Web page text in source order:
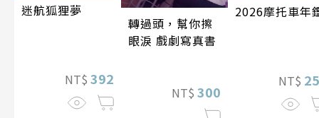
迷航狐狸夢
NT$ 392
轉過頭，幫你擦
眼淚 戲劇寫真書
NT$ 300
2026摩托車年
NT$